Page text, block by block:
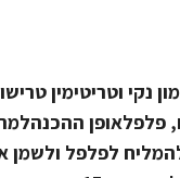
קג' פילה סלמון נקי
כף דבשמלח,
לפלפל ולשמן